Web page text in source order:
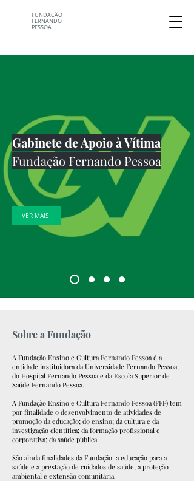
FUNDAÇÃO
FERNANDO
PESSOA
Gabinete de Apoio à Vítima
Fundação Fernando Pessoa
VER MAIS
Sobre a Fundação
A Fundação Ensino e Cultura Fernando Pessoa é a
entidade instituidora da Universidade Fernando Pessoa,
do Hospital Fernando Pessoa e da Escola Superior de
Saúde Fernando Pessoa.
A Fundação Ensino e Cultura Fernando Pessoa (FFP) tem
por finalidade o desenvolvimento de atividades de
promoção da educação; do ensino; da cultura e da
investigação científica; da formação profissional e
corporativa; da saúde pública.
São ainda finalidades da Fundação: a educação para a
saúde e a prestação de cuidados de saúde; a proteção
ambiental e extensão comunitária.